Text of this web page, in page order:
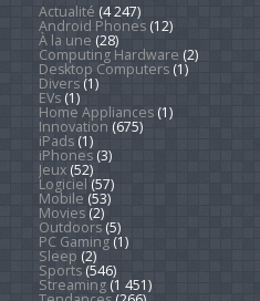
Actualité (4 247)
Android Phones(12)
À la une (28)
Computing Hardware (2)
Desktop Computers(1)
Divers(1)
EVs(1)
Home Appliances(1)
Innovation (675)
iPads(1)
iPhones(3)
Jeux(52)
Logiciel (57)
Mobile (53)
Movies(2)
Outdoors(5)
PC Gaming(1)
Sleep (2)
Sports(546)
Streaming(1 451)